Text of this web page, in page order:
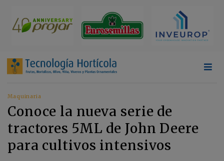
Maquinaria
Conoce la nueva serie de
tractores 5ML de John Deere
para cultivos intensivos